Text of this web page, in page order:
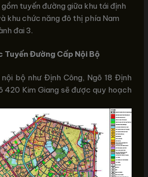
tuyến đường giữa khu tái định
khu chức năng đô thị phía Nam
đai 3.
Tuyến Đường Cấp Nội Bộ
bộ như Định Công, Ngõ 18 Định
420 Kim Giang sẽ được quy hoạch